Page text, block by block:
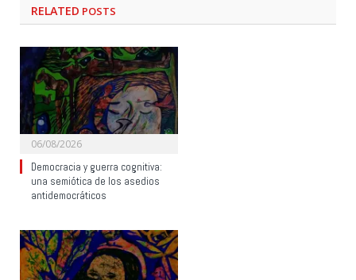
RELATED POSTS
06/08/2026
Democracia y guerra cognitiva:
una semiótica de los asedios
antidemocráticos